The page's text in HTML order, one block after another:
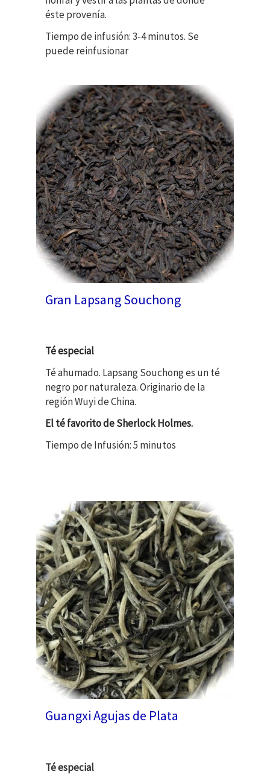
éste provenía.
Tiempo de infusión: 3-4 minutos. Se
puede reinfusionar
Gran Lapsang Souchong
Té especial
Té ahumado. Lapsang Souchong es un té
negro por naturaleza. Originario de la
región Wuyi de China.
El té favorito de Sherlock Holmes.
Tiempo de Infusión: 5 minutos
Guangxi Agujas de Plata
Té especial